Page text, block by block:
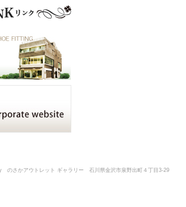
のさかアウトレット ギャラリー 石川県金沢市泉野出町４丁目3-29